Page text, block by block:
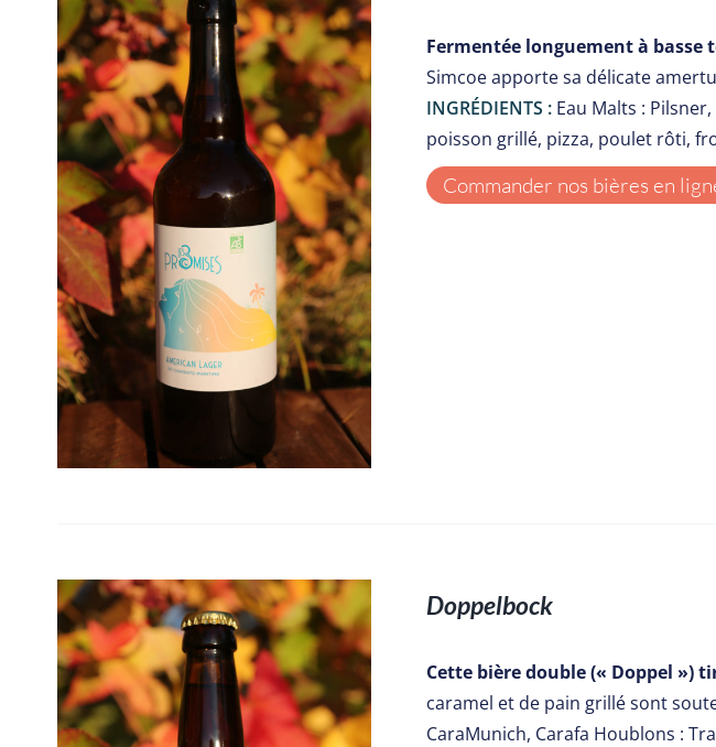
Fermentée longuement à
Simcoe apporte sa délicate
INGRÉDIENTS :Eau Malts :
poisson grillé, pizza, poulet rôti,
Commander nos bières en
Doppelbock
Cette bière double (« Doppel »)
caramel et de pain grillé sont
CaraMunich, Carafa Houblons :